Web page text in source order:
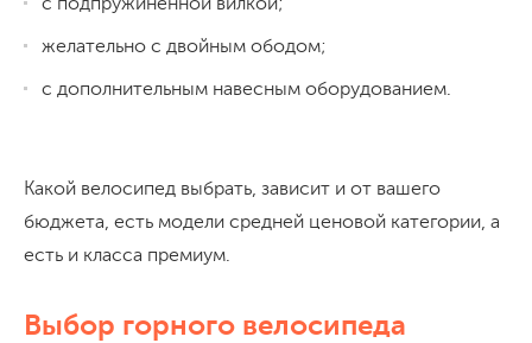
желательно с двойным ободом;
с дополнительным навесным оборудованием.
Какой велосипед выбрать, зависит и от вашего
бюджета, есть модели средней ценовой категории, а
есть и класса премиум.
Выбор горного велосипеда